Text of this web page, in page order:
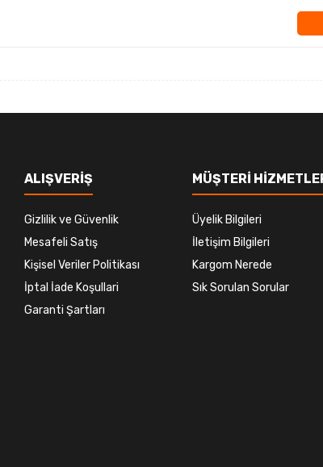
ALIŞVERİŞ
Gizlilik ve Güvenlik
Mesafeli Satış
Kişisel Veriler Politikası
İptal İade Koşullari
Garanti Şartları
MÜŞTERİ
Üyelik Bilgileri
İletişim Bilgileri
Kargom Nerede
Sık Sorulan Sorular